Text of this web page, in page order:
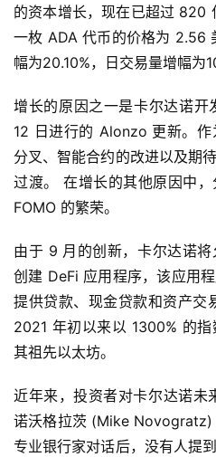
的资本增长，现在已超过 820
一枚 ADA 代币的价格为 2.56
幅为20.10%，日交易量增幅为
增长的原因之一是卡尔达诺
12 日进行的 Alonzo 更新。
分叉、智能合约的改进以及期
过渡。 在增长的其他原因中
FOMO 的繁荣。
由于 9 月的创新，卡尔达诺
创建 DeFi 应用程序，该应用
提供贷款、现金贷款和资产交
2021 年初以来以 1300% 的
其祖先以太坊。
近年来，投资者对卡尔达诺未
诺沃格拉茨 (Mike
专业银行家对话后，没有人提